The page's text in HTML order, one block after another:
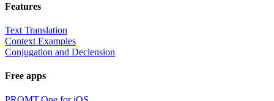
Features
Text Translation
Context Examples
Conjugation and Declension
Free apps